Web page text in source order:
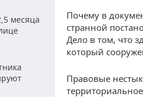
месяца
Почему в
странной
Дело в том, что
который
Правовые